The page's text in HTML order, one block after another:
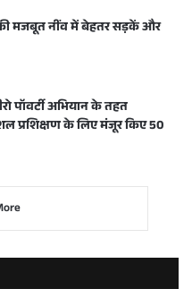
मजबूत नींव में बेहतर सड़कें और
पॉवर्टी अभियान के तहत
प्रशिक्षण के लिए मंजूर किए 50